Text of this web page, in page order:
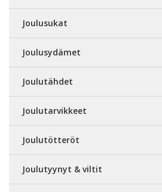
Joulusukat
Joulusydämet
Joulutähdet
Joulutarvikkeet
Joulutötteröt
Joulutyynyt & viltit